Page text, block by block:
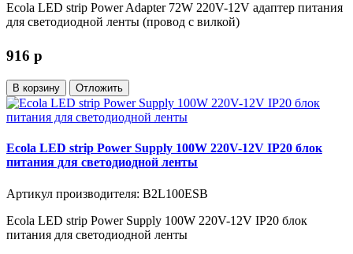
Ecola LED strip Power Adapter 72W 220V-12V адаптер питания
для светодиодной ленты (провод с вилкой)
916 p
В корзину Отложить
Ecola LED strip Power Supply 100W 220V-12V IP20 блок
питания для светодиодной ленты
Артикул производителя: B2L100ESB
Ecola LED strip Power Supply 100W 220V-12V IP20 блок
питания для светодиодной ленты